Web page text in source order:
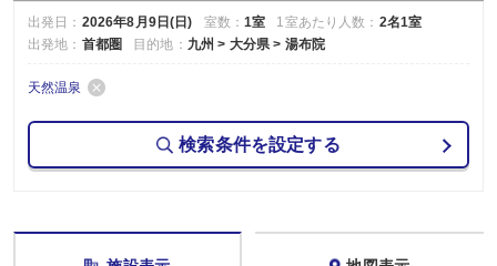
出発日： 2026年8月9日(日) 室数：1室 1室あたり人数： 2名1室
出発地： 首都圏 目的地： 九州 > 大分県 > 湯布院
天然温泉
検索条件を設定する